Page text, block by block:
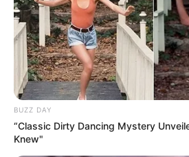
BUZZ DAY
“Classic Dirty Dancing Mystery
Knew"